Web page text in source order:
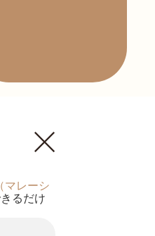
マレーシ
るだけ